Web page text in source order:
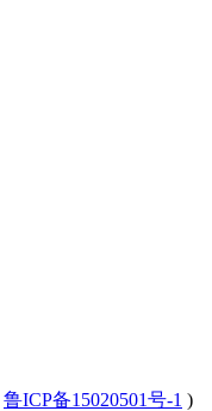
鲁ICP备15020501号-1 )